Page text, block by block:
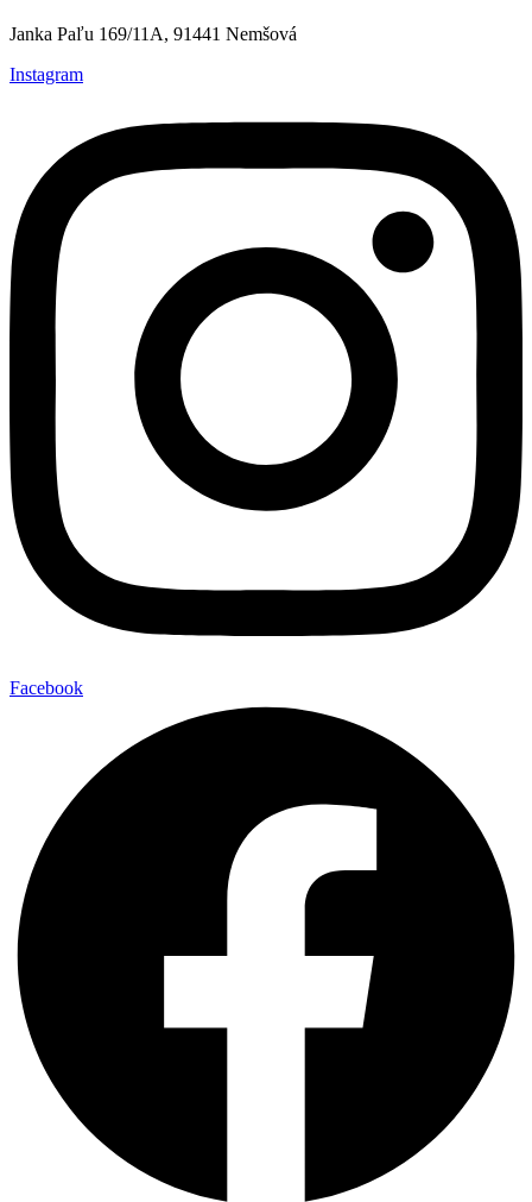
Janka Paľu 169/11A, 91441 Nemšová
Instagram
Facebook